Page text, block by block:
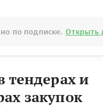
по подписке. Открыть
тендерах и
закупок